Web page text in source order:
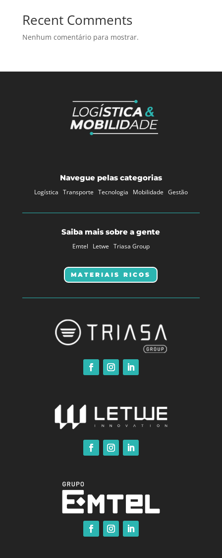
Recent Comments
Nenhum comentário para mostrar.
Navegue pelas categorias
Logística Transporte Tecnologia Mobilidade Gestão
Saiba mais sobre a gente
Emtel Letwe Triasa Group
MATERIAIS RICOS